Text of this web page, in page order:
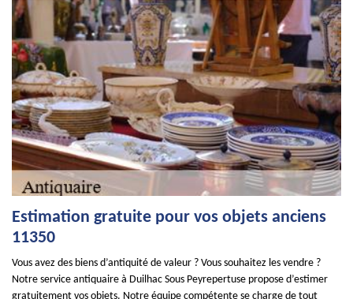
Estimation gratuite pour vos objets anciens
11350
Vous avez des biens d’antiquité de valeur ? Vous souhaitez les vendre ?
Notre service antiquaire à Duilhac Sous Peyrepertuse propose d’estimer
gratuitement vos objets. Notre équipe compétente se charge de tout